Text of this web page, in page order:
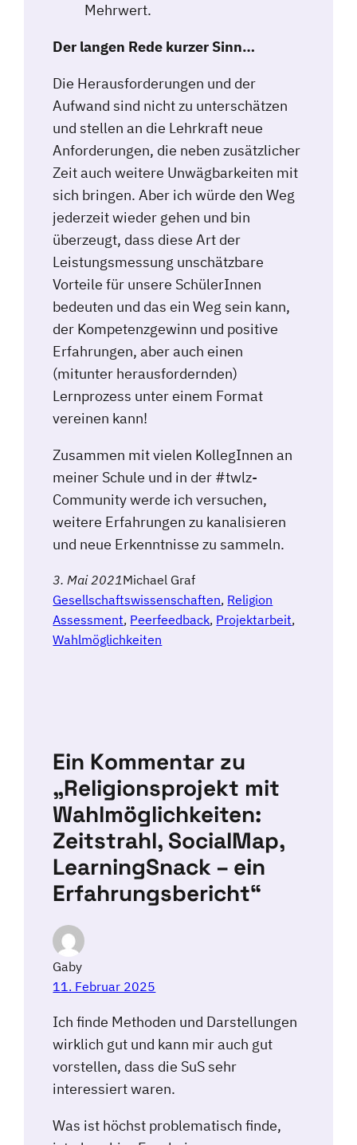
Mehrwert.
Der langen Rede kurzer Sinn…
Die Herausforderungen und der
Aufwand sind nicht zu unterschätzen
und stellen an die Lehrkraft neue
Anforderungen, die neben zusätzlicher
Zeit auch weitere Unwägbarkeiten mit
sich bringen. Aber ich würde den Weg
jederzeit wieder gehen und bin
überzeugt, dass diese Art der
Leistungsmessung unschätzbare
Vorteile für unsere SchülerInnen
bedeuten und das ein Weg sein kann,
der Kompetenzgewinn und positive
Erfahrungen, aber auch einen
(mitunter herausfordernden)
Lernprozess unter einem Format
vereinen kann!
Zusammen mit vielen KollegInnen an
meiner Schule und in der #twlz-
Community werde ich versuchen,
weitere Erfahrungen zu kanalisieren
und neue Erkenntnisse zu sammeln.
3. Mai 2021Michael Graf
Gesellschaftswissenschaften, Religion
Assessment, Peerfeedback, Projektarbeit
Wahlmöglichkeiten
Ein Kommentar zu
„Religionsprojekt mit
Wahlmöglichkeiten:
Zeitstrahl, SocialMap,
LearningSnack – ein
Erfahrungsbericht“
Gaby
11. Februar 2025
Ich finde Methoden und Darstellungen
wirklich gut und kann mir auch gut
vorstellen, dass die SuS sehr
interessiert waren.
Was ist höchst problematisch finde,